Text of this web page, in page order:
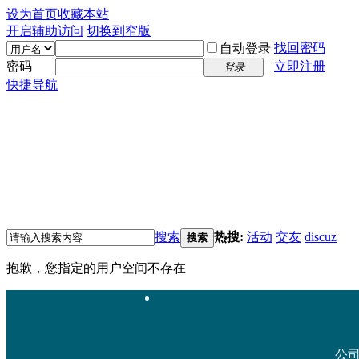
设为首页收藏本站
开启辅助访问 切换到窄版
自动登录 找回密码
密码
登录
立即注册
快捷导航
搜索 搜索 热搜: 活动 交友 discuz
抱歉，您指定的用户空间不存在
公